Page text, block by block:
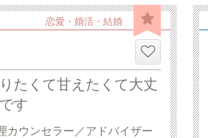
恋愛・婚活・結婚
たくて甘えたくて大丈
す
カウンセラー／アドバイザー